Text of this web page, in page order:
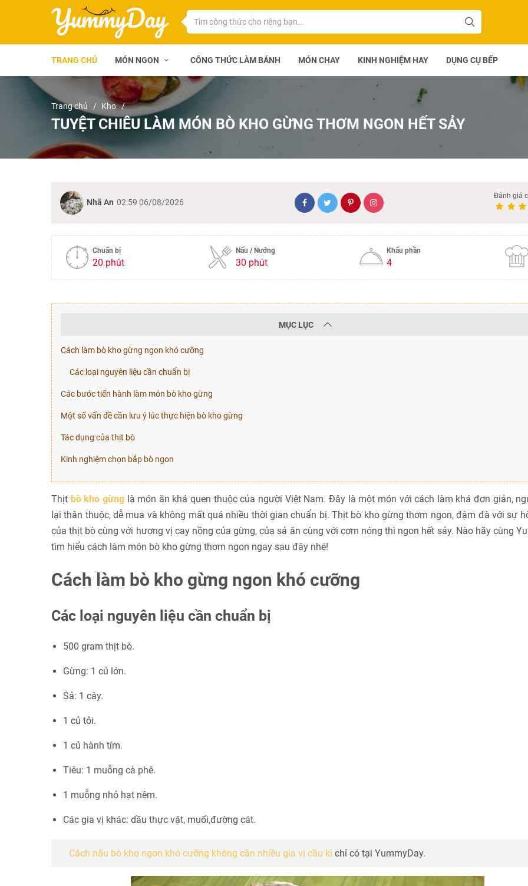
TRANG CHỦ MÓN NGON CÔNG THỨC LÀM BÁNH MÓN CHAY KINH NGHIỆM HAY DỤNG CỤ BẾP
Trang chủ Kho
TUYỆT CHIÊU LÀM MÓN BÒ KHO GỪNG THƠM NGON HẾT SẢY
Nhã An 02:59 06/08/2026
Đánh giá
Chuẩn bị
20 phút
Nấu / Nướng
30 phút
Khẩu phần
4
MỤC LỤC
Cách làm bò kho gừng ngon khó cưỡng
Các loại nguyên liệu cần chuẩn bị
Các bước tiến hành làm món bò kho gừng
Một số vấn đề cần lưu ý lúc thực hiện bò kho gừng
Tác dụng của thịt bò
Kinh nghiệm chọn bắp bò ngon
Thịt bò kho gừnglà món ăn khá quen thuộc của người Việt Nam. Đây là một món với cách làm khá đơn giản,
lại thân thuộc, dễ mua và không mất quá nhiều thời gian chuẩn bị. Thịt bò kho gừng thơm ngon, đậm đà với sự
của thịt bò cùng với hương vị cay nồng của gừng, của sả ăn cùng với cơm nóng thì ngon hết sảy. Nào hãy cùng
tìm hiểu cách làm món bò kho gừng thơm ngon ngay sau đây nhé!
Cách làm bò kho gừng ngon khó cưỡng
Các loại nguyên liệu cần chuẩn bị
500 gram thịt bò.
Gừng: 1 củ lớn.
Sả: 1 cây.
1 củ tỏi.
1 củ hành tím.
Tiêu: 1 muỗng cà phê.
1 muỗng nhỏ hạt nêm.
Các gia vị khác: dầu thực vật, muối,đường cát.
Cách nấu bò kho ngon khó cưỡng không cần nhiều gia vị cầu kì chỉ có tại YummyDay.